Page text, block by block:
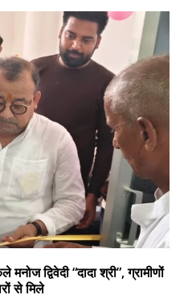
द्विवेदी “दादा श्री”, ग्रामीणों
से मिले